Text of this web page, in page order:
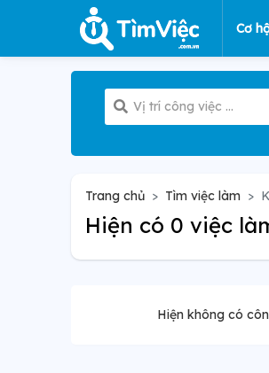
Cơ
Trang chủ Tìm việc làm
Hiện có 0 việc
Hiện không có